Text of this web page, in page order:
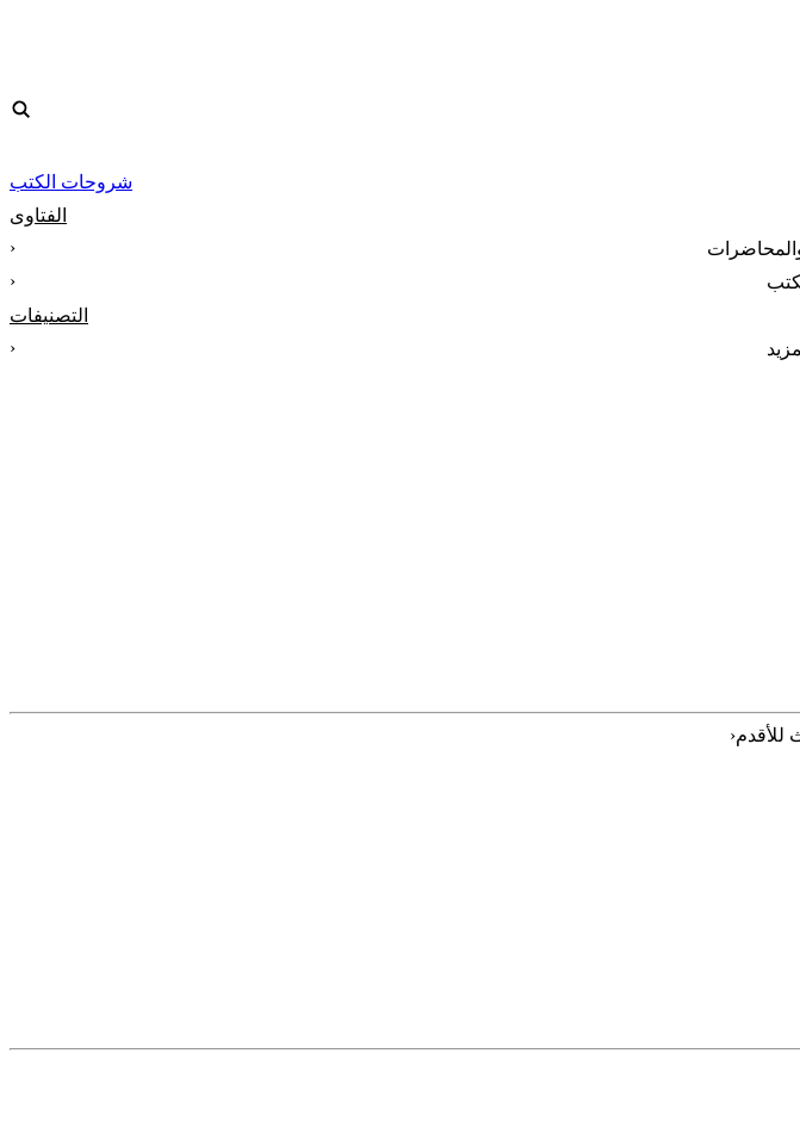
شروحات الكتب
الفتاوى
‹
‹
التصنيفات
‹
للأقدم‹